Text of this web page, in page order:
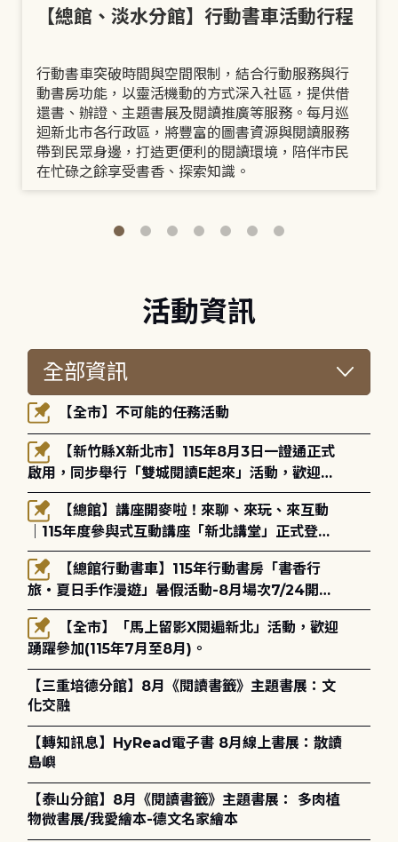
【總館、淡水分館】行動書車活動行程
行動書車突破時間與空間限制，結合行動服務與行
動書房功能，以靈活機動的方式深入社區，提供借
還書、辦證、主題書展及閱讀推廣等服務。每月巡
迴新北市各行政區，將豐富的圖書資源與閱讀服務
帶到民眾身邊，打造更便利的閱讀環境，陪伴市民
在忙碌之餘享受書香、探索知識。
活動資訊
【全市】不可能的任務活動
啟用，同步舉行「雙城閱讀E起來」活動，歡迎踴
躍參加(115年8月3日至10月4日)。
｜115年度參與式互動講座「新北講堂」正式登
場！
旅・夏日手作漫遊」暑假活動-8月場次7/24開始
報名
踴躍參加(115年7月至8月)。
【三重培德分館】8月《閱讀書籤》主題書展：文
化交融
【轉知訊息】HyRead電子書 8月線上書展：散讀
島嶼
【泰山分館】8月《閱讀書籤》主題書展： 多肉植
物微書展/我愛繪本-德文名家繪本